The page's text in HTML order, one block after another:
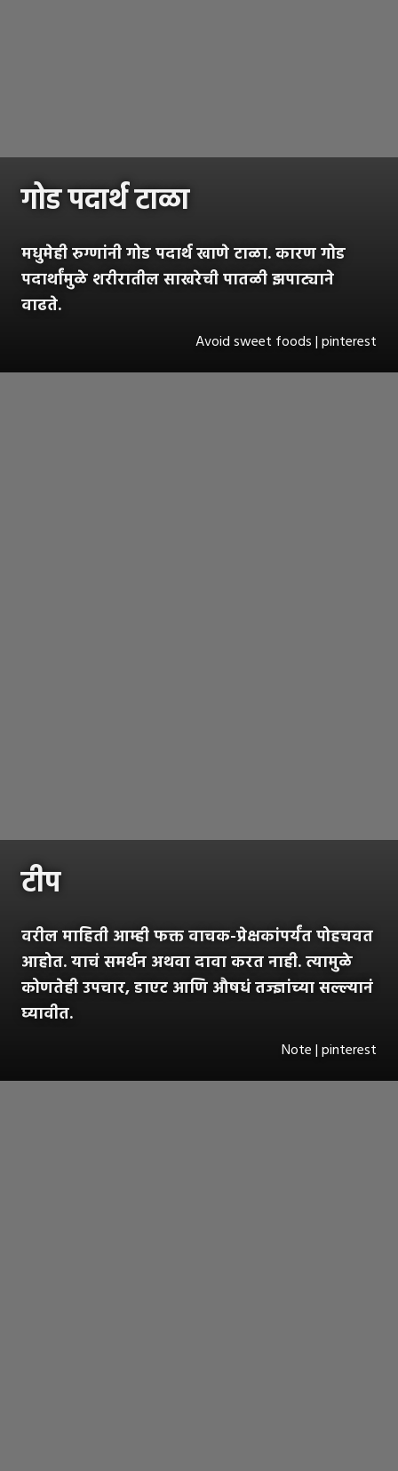
गोड पदार्थ टाळा
मधुमेही रुग्णांनी गोड पदार्थ खाणे टाळा. कारण गोड
पदार्थांमुळे शरीरातील साखरेची पातळी झपाट्याने
वाढते.
Avoid sweet foods | pinterest
टीप
वरील माहिती आम्ही फक्त वाचक-प्रेक्षकांपर्यंत पोहचवत
आहोत. याचं समर्थन अथवा दावा करत नाही. त्यामुळे
कोणतेही उपचार, डाएट आणि औषधं तज्ज्ञांच्या सल्ल्यानं
घ्यावीत.
Note | pinterest